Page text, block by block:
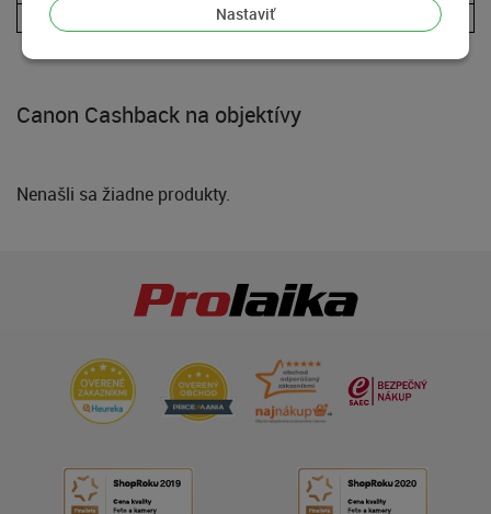
Nastaviť
Canon EOS R5C
Canon Cashback na objektívy
Nenašli sa žiadne produkty.